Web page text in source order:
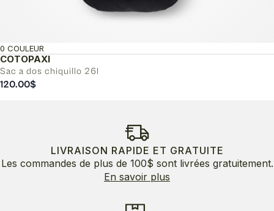
COTOPAXI
Sac a dos chiquillo 26l
0 COULEUR
120.00$
LIVRAISON RAPIDE ET GRATUITE
Les commandes de plus de 100$ sont livrées gratuitement.
En savoir plus